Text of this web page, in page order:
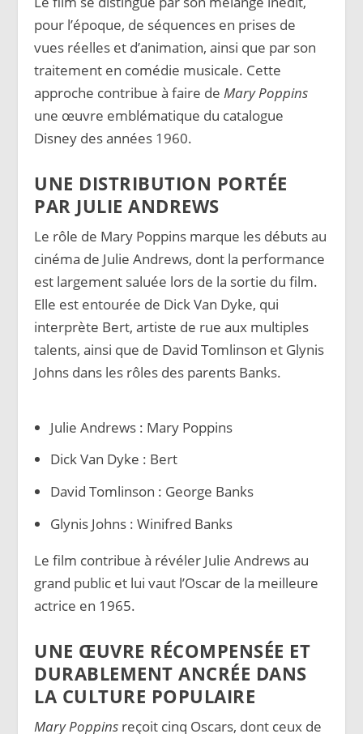
pour l’époque, de séquences en prises de
vues réelles et d’animation, ainsi que par son
traitement en comédie musicale. Cette
approche contribue à faire deMary Poppins
une œuvre emblématique du catalogue
Disney des années 1960.
UNE DISTRIBUTION PORTÉE
PAR JULIE ANDREWS
Le rôle de Mary Poppins marque les débuts au
cinéma de Julie Andrews, dont la performance
est largement saluée lors de la sortie du film.
Elle est entourée de Dick Van Dyke, qui
interprète Bert, artiste de rue aux multiples
talents, ainsi que de David Tomlinson et Glynis
Johns dans les rôles des parents Banks.
Julie Andrews : Mary Poppins
Dick Van Dyke : Bert
David Tomlinson : George Banks
Glynis Johns : Winifred Banks
Le film contribue à révéler Julie Andrews au
grand public et lui vaut l’Oscar de la meilleure
actrice en 1965.
UNE ŒUVRE RÉCOMPENSÉE ET
DURABLEMENT ANCRÉE DANS
LA CULTURE POPULAIRE
Mary Poppins reçoit cinq Oscars, dont ceux de